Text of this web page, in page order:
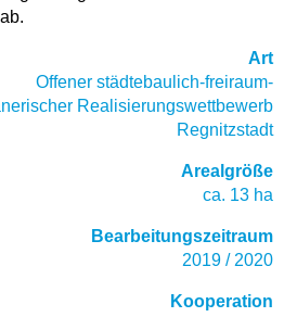
Art
Offener städtebaulich-freiraum-
Realisierungswettbewerb
Regnitzstadt
Arealgröße
ca. 13 ha
Bearbeitungszeitraum
2019 / 2020
Kooperation